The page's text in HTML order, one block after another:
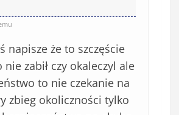
napisze że to szczęście
nie zabił czy okaleczyl ale
to nie czekanie na
zbieg okoliczności tylko